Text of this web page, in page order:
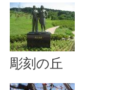
彫刻の丘